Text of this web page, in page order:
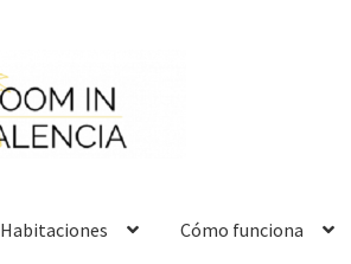
Habitaciones Cómo funciona